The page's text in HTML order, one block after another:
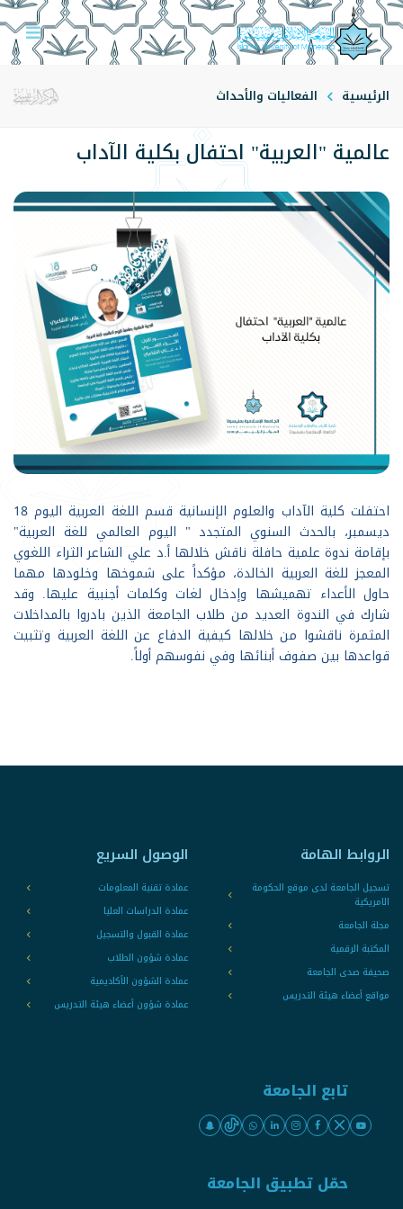
الرئيسية الفعاليات والأحداث
عالمية "العربية" احتفال بكلية الآداب
احتفلت كلية الآداب والعلوم الإنسانية قسم اللغة العربية اليوم 18
ديسمبر، بالحدث السنوي المتجدد " اليوم العالمي للغة العربية"
بإقامة ندوة علمية حافلة ناقش خلالها أ.د علي الشاعر الثراء اللغوي
المعجز للغة العربية الخالدة، مؤكداً على شموخها وخلودها مهما
حاول الأعداء تهميشها وإدخال لغات وكلمات أجنبية عليها. وقد
شارك في الندوة العديد من طلاب الجامعة الذين بادروا بالمداخلات
المثمرة ناقشوا من خلالها كيفية الدفاع عن اللغة العربية وتثبيت
قواعدها بين صفوف أبنائها وفي نفوسهم أولاً.
الروابط الهامة
تسجيل الجامعة لدى موقع الحكومة
الامريكية
مجلة الجامعة
المكتبة الرقمية
صحيفة صدى الجامعة
مواقع أعضاء هيئة التدريس
الوصول السريع
عمادة تقنية المعلومات
عمادة الدراسات العليا
عمادة القبول والتسجيل
عمادة شؤون الطلاب
عمادة الشؤون الأكاديمية
عمادة شؤون أعضاء هيئة التدريس
تابع الجامعة
حمّل تطبيق الجامعة